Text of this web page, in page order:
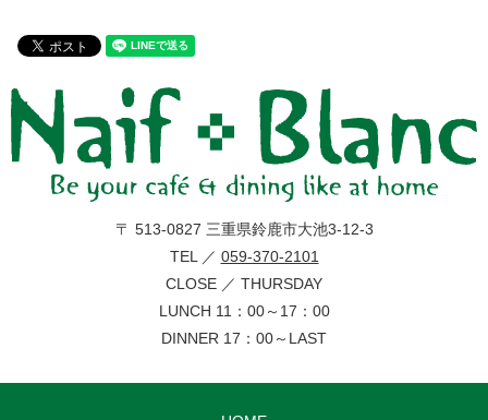
〒 513-0827 三重県鈴鹿市大池3-12-3
TEL ／ 059-370-2101
CLOSE ／ THURSDAY
LUNCH 11：00～17：00
DINNER 17：00～LAST